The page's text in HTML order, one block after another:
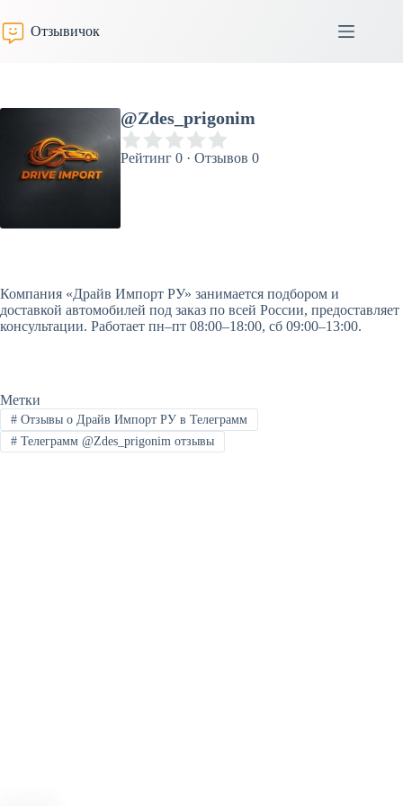
к
сути
Отзывичок
@Zdes_prigonim
Рейтинг 0 · Отзывов 0
Компания «Драйв Импорт РУ» занимается подбором и
доставкой автомобилей под заказ по всей России, предоставляет
консультации. Работает пн–пт 08:00–18:00, сб 09:00–13:00.
Метки
#Отзывы о Драйв Импорт РУ в Телеграмм
#Телеграмм @Zdes_prigonim отзывы